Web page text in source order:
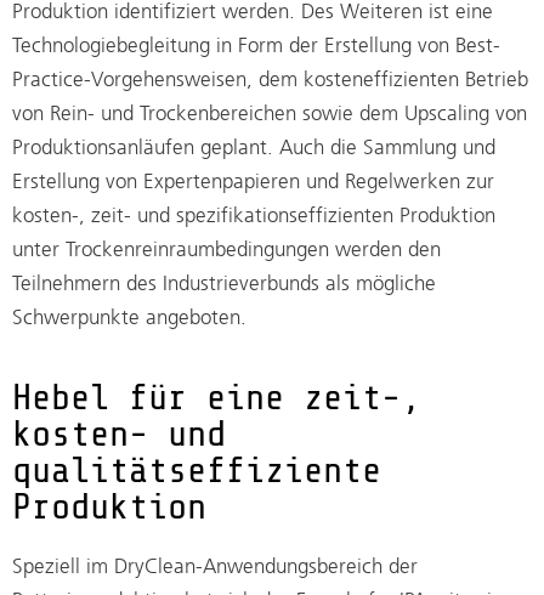
Produktion identifiziert werden. Des Weiteren ist eine
Technologiebegleitung in Form der Erstellung von Best-
Practice-Vorgehensweisen, dem kosteneffizienten Betrieb
von Rein- und Trockenbereichen sowie dem Upscaling von
Produktionsanläufen geplant. Auch die Sammlung und
Erstellung von Expertenpapieren und Regelwerken zur
kosten-, zeit- und spezifikationseffizienten Produktion
unter Trockenreinraumbedingungen werden den
Teilnehmern des Industrieverbunds als mögliche
Schwerpunkte angeboten.
Hebel für eine zeit-,
kosten- und
qualitätseffiziente
Produktion
Speziell im DryClean-Anwendungsbereich der